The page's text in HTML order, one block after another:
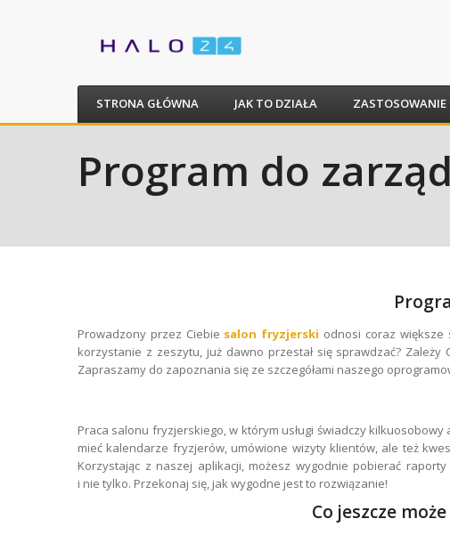
STRONA GŁÓWNA JAK TO DZIAŁA ZASTOSOWANIE
Program do
Prowadzony przez Ciebie salon fryzjerski odnosi coraz większe
korzystanie z zeszytu, już dawno przestał się sprawdzać?
Zapraszamy do zapoznania się ze szczegółami naszego
Praca salonu fryzjerskiego, w którym usługi świadczy
mieć kalendarze fryzjerów, umówione wizyty klientów, ale też
Korzystając z naszej aplikacji, możesz wygodnie pobierać
i nie tylko. Przekonaj się, jak wygodne jest to rozwiązanie!
Co jeszcze